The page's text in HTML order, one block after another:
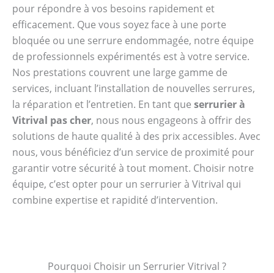
pour répondre à vos besoins rapidement et
efficacement. Que vous soyez face à une porte
bloquée ou une serrure endommagée, notre équipe
de professionnels expérimentés est à votre service.
Nos prestations couvrent une large gamme de
services, incluant l’installation de nouvelles serrures,
la réparation et l’entretien. En tant que serrurier à
Vitrival pas cher, nous nous engageons à offrir des
solutions de haute qualité à des prix accessibles. Avec
nous, vous bénéficiez d’un service de proximité pour
garantir votre sécurité à tout moment. Choisir notre
équipe, c’est opter pour un serrurier à Vitrival qui
combine expertise et rapidité d’intervention.
Pourquoi Choisir un Serrurier Vitrival ?